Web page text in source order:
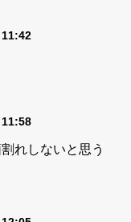
れしないと思う